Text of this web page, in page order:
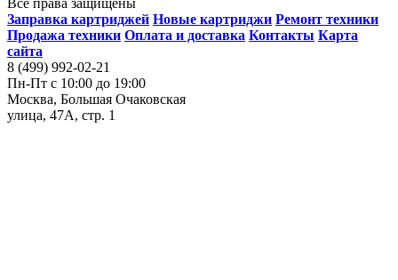
Все права защищены
Заправка картриджей Новые картриджи Ремонт техники
Продажа техники Оплата и доставка Контакты Карта
сайта
8 (499) 992-02-21
Пн-Пт с 10:00 до 19:00
Москва, Большая Очаковская
улица, 47А, стр. 1